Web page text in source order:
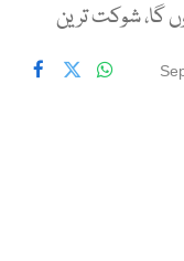
شوکت ترین